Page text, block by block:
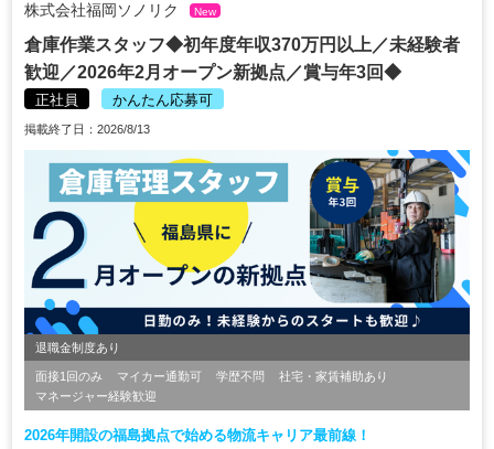
株式会社福岡ソノリク New
倉庫作業スタッフ◆初年度年収370万円以上／未経験者
歓迎／2026年2月オープン新拠点／賞与年3回◆
正社員 かんたん応募可
掲載終了日：2026/8/13
退職金制度あり
面接1回のみ マイカー通勤可 学歴不問
社宅・家賃補助あり
マネージャー経験歓迎
2026年開設の福島拠点で始める物流キャリア最前線！